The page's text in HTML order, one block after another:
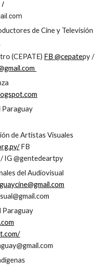
/
de Cine y Televisión
(CEPATE) FB @cepatepy /
Paraguay
de Artistas Visuales
FB
IG @gentedeartpy
del Audiovisual
Paraguay